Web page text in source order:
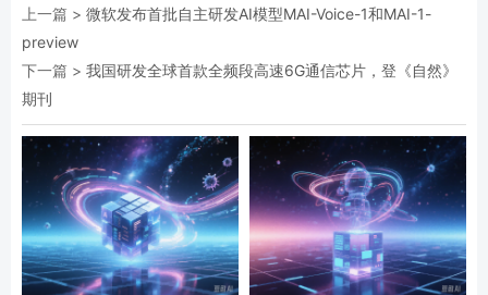
上一篇 > 微软发布首批自主研发AI模型MAI-Voice-1和MAI-1-
preview
下一篇 > 我国研发全球首款全频段高速6G通信芯片，登《自然》
期刊